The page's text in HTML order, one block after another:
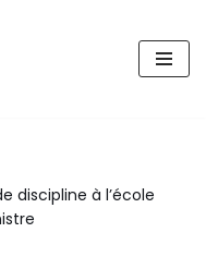
discipline à l’école